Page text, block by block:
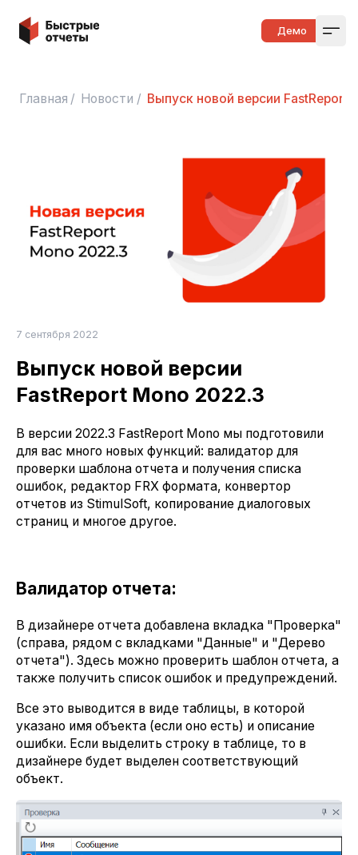
Быстрые отчеты Демо
Главная / Новости / Выпуск новой версии FastReport
7 сентября 2022
Выпуск новой версии
FastReport Mono 2022.3
В версии 2022.3 FastReport Mono мы подготовили
для вас много новых функций: валидатор для
проверки шаблона отчета и получения списка
ошибок, редактор FRX формата, конвертор
отчетов из StimulSoft, копирование диалоговых
страниц и многое другое.
Валидатор отчета:
В дизайнере отчета добавлена вкладка "Проверка"
(справа, рядом с вкладками "Данные" и "Дерево
отчета"). Здесь можно проверить шаблон отчета, а
также получить список ошибок и предупреждений.
Все это выводится в виде таблицы, в которой
указано имя объекта (если оно есть) и описание
ошибки. Если выделить строку в таблице, то в
дизайнере будет выделен соответствующий
объект.